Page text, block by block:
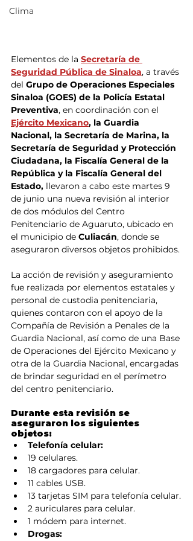
Clima
Elementos de la Secretaría de
Seguridad Pública de Sinaloa, a través
del Grupo de Operaciones Especiales
Sinaloa (GOES) de la Policía Estatal
Preventiva, en coordinación con el
Ejército Mexicano, la Guardia
Nacional, la Secretaría de Marina, la
Secretaría de Seguridad y Protección
Ciudadana, la Fiscalía General de la
República y la Fiscalía General del
Estado, llevaron a cabo este martes 9
de junio una nueva revisión al interior
de dos módulos del Centro
Penitenciario de Aguaruto, ubicado en
el municipio de Culiacán, donde se
aseguraron diversos objetos prohibidos.
La acción de revisión y aseguramiento
fue realizada por elementos estatales y
personal de custodia penitenciaria,
quienes contaron con el apoyo de la
Compañía de Revisión a Penales de la
Guardia Nacional, así como de una Base
de Operaciones del Ejército Mexicano y
otra de la Guardia Nacional, encargadas
de brindar seguridad en el perímetro
del centro penitenciario.
Durante esta revisión se
aseguraron los siguientes
objetos:
Telefonía celular:
19 celulares.
18 cargadores para celular.
11 cables USB.
13 tarjetas SIM para telefonía celular.
2 auriculares para celular.
1 módem para internet.
Drogas: